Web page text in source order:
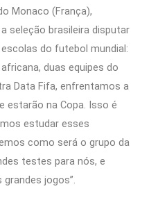
Monaco (França),
seleção brasileira disputar
do futebol mundial:
duas equipes do
Data Fifa, enfrentamos a
estarão na Copa. Isso é
estudar esses
como será o grupo da
testes para nós, e
jogos”.